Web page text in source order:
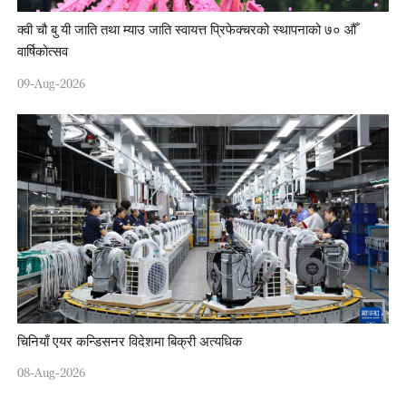
क्वी चौ बु यी जाति तथा म्याउ जाति स्वायत्त प्रिफेक्चरको स्थापनाको ७० औँ
वार्षिकोत्सव
09-Aug-2026
चिनियाँ एयर कन्डिसनर विदेशमा बिक्री अत्यधिक
08-Aug-2026